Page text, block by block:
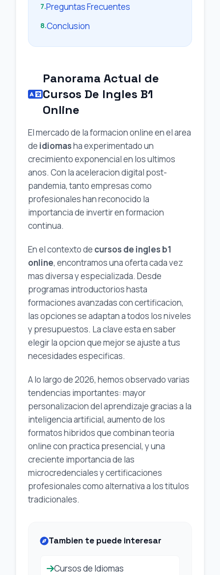
7.Preguntas Frecuentes
8.Conclusion
Panorama Actual de
Cursos De Ingles B1
Online
El mercado de la formacion online en el area
de idiomasha experimentado un
crecimiento exponencial en los ultimos
anos. Con la aceleracion digital post-
pandemia, tanto empresas como
profesionales han reconocido la
importancia de invertir en formacion
continua.
En el contexto de cursos de ingles b1
online, encontramos una oferta cada vez
mas diversa y especializada. Desde
programas introductorios hasta
formaciones avanzadas con certificacion,
las opciones se adaptan a todos los niveles
y presupuestos. La clave esta en saber
elegir la opcion que mejor se ajuste a tus
necesidades especificas.
A lo largo de 2026, hemos observado varias
tendencias importantes: mayor
personalizacion del aprendizaje gracias a la
inteligencia artificial, aumento de los
formatos hibridos que combinan teoria
online con practica presencial, y una
creciente importancia de las
microcredenciales y certificaciones
profesionales como alternativa a los titulos
tradicionales.
Tambien te puede interesar
Cursos de Idiomas